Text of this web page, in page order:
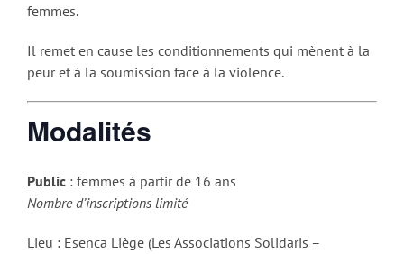
femmes.
Il remet en cause les conditionnements qui mènent à la
peur et à la soumission face à la violence.
Modalités
Public : femmes à partir de 16 ans
Nombre d’inscriptions limité
Lieu : Esenca Liège (Les Associations Solidaris –